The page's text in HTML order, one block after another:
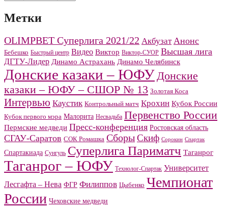
Метки
OLIMPBET Суперлига 2021/22 Акбузат Анонс
Бебешко Быстрый центр Видео Виктор Виктор-СУОР Высшая лига
ДГТУ-Лидер Динамо Астрахань Динамо Челябинск
Донские казаки – ЮФУДонские
казаки – ЮФУ – СШОР № 13 Золотая Коса
Интервью Каустик Контрольный матч Крохин Кубок России
Кубок первого мэра Малорита Несвадьба Первенство России
Пермские медведи Пресс-конференция Ростовская область
СГАУ-Саратов СОК Ромашка СборыСкиф Сорокин Спартак
Спартакиада Сунгуль Суперлига Париматч Таганрог
Таганрог – ЮФУ Технолог-Спартак Университет
Лесгафта – Нева ФГР Филиппов Цыбенко Чемпионат
России Чеховские медведи